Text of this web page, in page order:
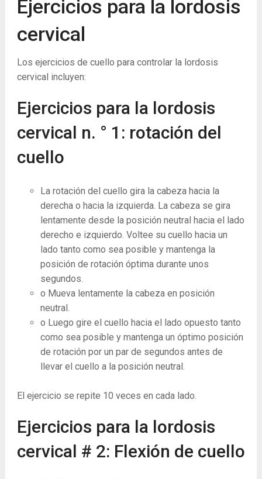
Ejercicios para la lordosis
cervical
Los ejercicios de cuello para controlar la lordosis
cervical incluyen:
Ejercicios para la lordosis
cervical n. ° 1: rotación del
cuello
La rotación del cuello gira la cabeza hacia la
derecha o hacia la izquierda. La cabeza se gira
lentamente desde la posición neutral hacia el lado
derecho e izquierdo. Voltee su cuello hacia un
lado tanto como sea posible y mantenga la
posición de rotación óptima durante unos
segundos.
o Mueva lentamente la cabeza en posición
neutral.
o Luego gire el cuello hacia el lado opuesto tanto
como sea posible y mantenga un óptimo posición
de rotación por un par de segundos antes de
llevar el cuello a la posición neutral.
El ejercicio se repite 10 veces en cada lado.
Ejercicios para la lordosis
cervical # 2: Flexión de cuello